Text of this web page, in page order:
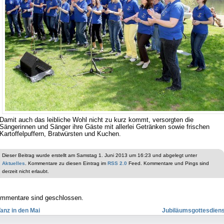
Damit auch das leibliche Wohl nicht zu kurz kommt, versorgten die
Sängerinnen und Sänger ihre Gäste mit allerlei Getränken sowie frischen
Kartoffelpuffern, Bratwürsten und Kuchen.
Dieser Beitrag wurde erstellt am Samstag 1. Juni 2013 um 16:23 und abgelegt unter
Aktuelles . Kommentare zu diesen Eintrag im RSS 2.0 Feed. Kommentare und Pings sind
derzeit nicht erlaubt.
sind geschlossen.
in den Mai